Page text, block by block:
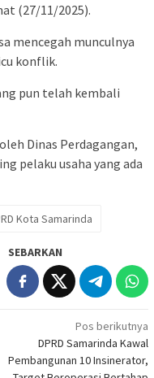
(27/11/2025).
mencegah munculnya
konflik.
pun telah kembali
Dinas Perdagangan,
pelaku usaha yang ada
Kota Samarinda
SEBARKAN
Pos berikutnya
DPRD Samarinda Kawal
Pembangunan 10 Insinerator,